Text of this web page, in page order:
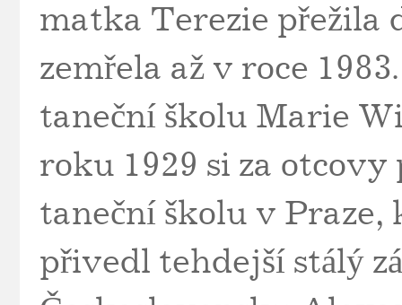
matka Terezie přežila
zemřela až v roce
taneční školu Marie
roku 1929 si za
taneční školu v Praze,
přivedl tehdejší stálý